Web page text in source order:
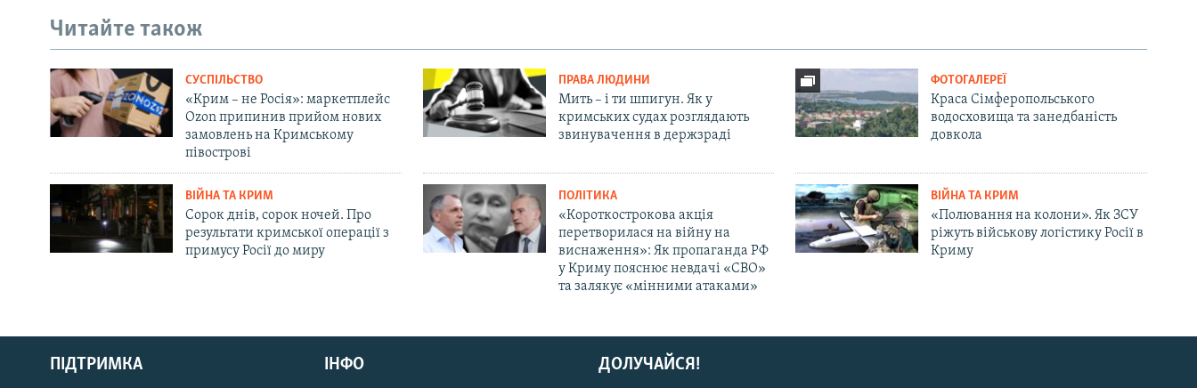
Русский
Qırımtatar
Читайте також
СУСПІЛЬСТВО
«Крим – не Росія»: маркетплейс
Ozon припинив прийом нових
замовлень на Кримському
півострові
ПРАВА ЛЮДИНИ
Мить – і ти шпигун. Як у
кримських судах розглядають
звинувачення в держзраді
ФОТОГАЛЕРЕЇ
Краса Сімферопольського
водосховища та занедбаність
довкола
ВІЙНА ТА КРИМ
Сорок днів, сорок ночей. Про
результати кримської операції з
примусу Росії до миру
ПОЛІТИКА
«Короткострокова акція
перетворилася на війну на
виснаження»: Як пропаганда РФ
у Криму пояснює невдачі «СВО»
та залякує «мінними атаками»
ВІЙНА ТА КРИМ
«Полювання на колони». Як ЗСУ
ріжуть військову логістику Росії в
Криму
ДОЛУЧАЙСЯ!
ПІДТРИМКА ІНФО